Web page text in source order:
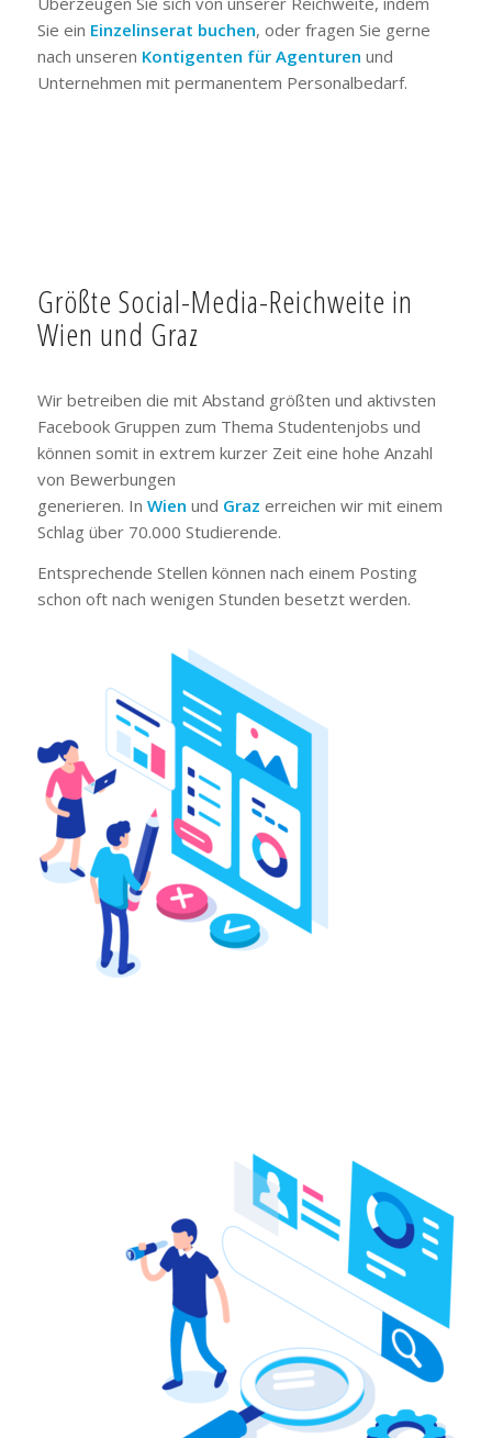
Sie ein Einzelinserat buchen, oder fragen Sie gerne
nach unseren Kontigenten für Agenturen und
Unternehmen mit permanentem Personalbedarf.
Größte Social-Media-Reichweite in
Wien und Graz
Wir betreiben die mit Abstand größten und aktivsten
Facebook Gruppen zum Thema Studentenjobs und
können somit in extrem kurzer Zeit eine hohe Anzahl
von Bewerbungen
generieren. In Wien und Graz erreichen wir mit einem
Schlag über 70.000 Studierende.
Entsprechende Stellen können nach einem Posting
schon oft nach wenigen Stunden besetzt werden.